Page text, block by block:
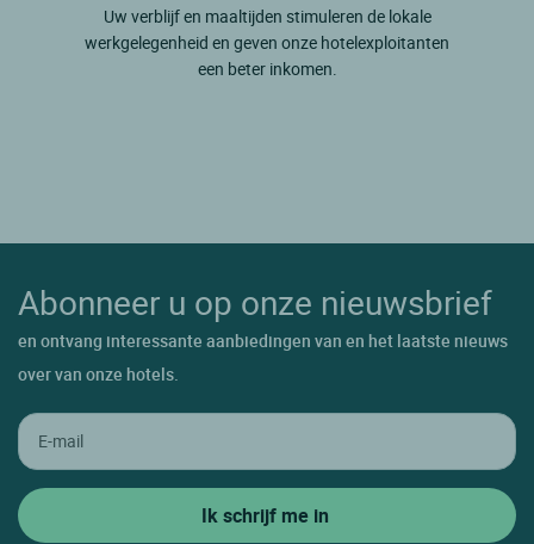
Uw verblijf en maaltijden stimuleren de lokale
werkgelegenheid en geven onze hotelexploitanten
een beter inkomen.
Abonneer u op onze nieuwsbrief
en ontvang interessante aanbiedingen van en het laatste nieuws
over van onze hotels.